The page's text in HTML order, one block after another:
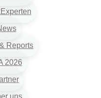
Reports
2026
uns